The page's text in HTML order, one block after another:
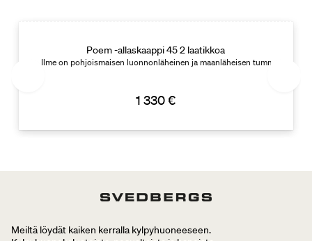
45. Leveys: 160.
Poem -allaskaappi 45 2 laatikkoa
Ilme on pohjoismaisen luonnonläheinen ja maanläheisen tumma. Syvyys:
1 330 €
Meiltä löydät kaiken kerralla kylpyhuoneeseen.